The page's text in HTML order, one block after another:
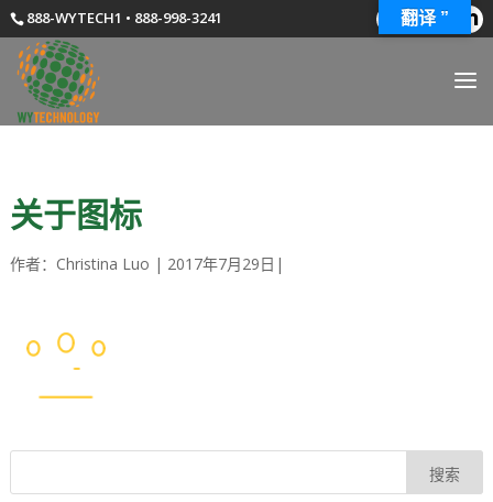
888-WYTECH1 • 888-998-3241
关于图标
作者： Christina Luo | 2017年7月29日 |
翻译 ”